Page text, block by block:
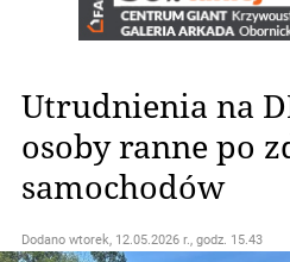
Utrudnienia na
osoby ranne po
samochodów
Dodano wtorek, 12.05.2026 r., godz. 15.43